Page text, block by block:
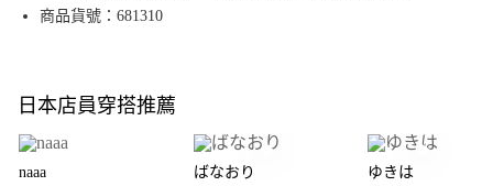
悠遊付
全盈+PAY
大哥付你分期
商品貨號：681310
日本店員穿搭推薦
naaa ばなおり ゆきは